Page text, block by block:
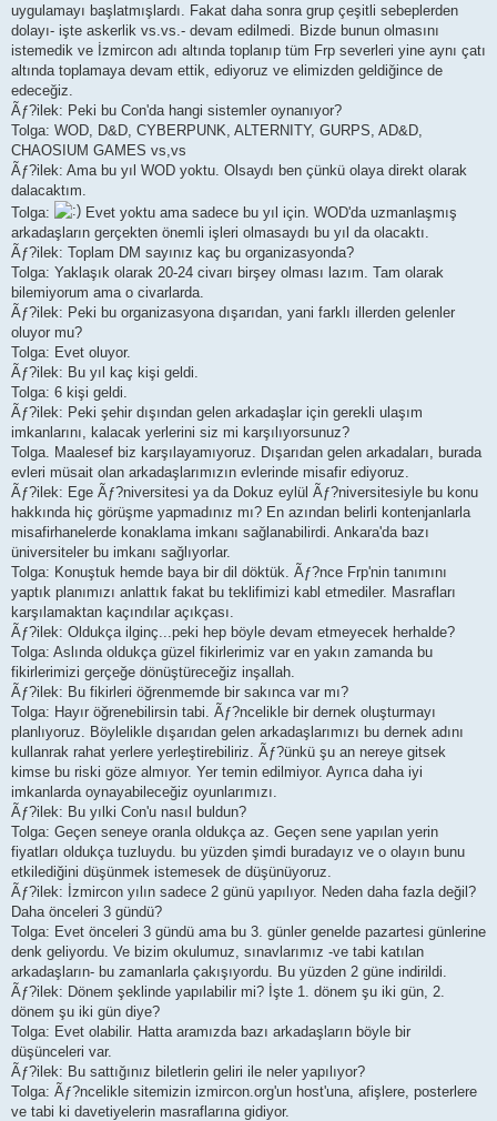
uygulamayı başlatmışlardı. Fakat daha sonra grup çeşitli sebeplerden
dolayı- işte askerlik vs.vs.- devam edilmedi. Bizde bunun olmasını
istemedik ve İzmircon adı altında toplanıp tüm Frp severleri yine aynı çatı
altında toplamaya devam ettik, ediyoruz ve elimizden geldiğince de
edeceğiz.
Ãƒ?ilek: Peki bu Con'da hangi sistemler oynanıyor?
Tolga: WOD, D&D, CYBERPUNK, ALTERNITY, GURPS, AD&D,
CHAOSIUM GAMES vs,vs
Ãƒ?ilek: Ama bu yıl WOD yoktu. Olsaydı ben çünkü olaya direkt olarak
dalacaktım.
Tolga:
Evet yoktu ama sadece bu yıl için. WOD'da uzmanlaşmış
arkadaşların gerçekten önemli işleri olmasaydı bu yıl da olacaktı.
Ãƒ?ilek: Toplam DM sayınız kaç bu organizasyonda?
Tolga: Yaklaşık olarak 20-24 civarı birşey olması lazım. Tam olarak
bilemiyorum ama o civarlarda.
Ãƒ?ilek: Peki bu organizasyona dışarıdan, yani farklı illerden gelenler
oluyor mu?
Tolga: Evet oluyor.
Ãƒ?ilek: Bu yıl kaç kişi geldi.
Tolga: 6 kişi geldi.
Ãƒ?ilek: Peki şehir dışından gelen arkadaşlar için gerekli ulaşım
imkanlarını, kalacak yerlerini siz mi karşılıyorsunuz?
Tolga. Maalesef biz karşılayamıyoruz. Dışarıdan gelen arkadaları, burada
evleri müsait olan arkadaşlarımızın evlerinde misafir ediyoruz.
Ãƒ?ilek: Ege Ãƒ?niversitesi ya da Dokuz eylül Ãƒ?niversitesiyle bu konu
hakkında hiç görüşme yapmadınız mı? En azından belirli kontenjanlarla
misafirhanelerde konaklama imkanı sağlanabilirdi. Ankara'da bazı
üniversiteler bu imkanı sağlıyorlar.
Tolga: Konuştuk hemde baya bir dil döktük. Ãƒ?nce Frp'nin tanımını
yaptık planımızı anlattık fakat bu teklifimizi kabl etmediler. Masrafları
karşılamaktan kaçındılar açıkçası.
Ãƒ?ilek: Oldukça ilginç...peki hep böyle devam etmeyecek herhalde?
Tolga: Aslında oldukça güzel fikirlerimiz var en yakın zamanda bu
fikirlerimizi gerçeğe dönüştüreceğiz inşallah.
Ãƒ?ilek: Bu fikirleri öğrenmemde bir sakınca var mı?
Tolga: Hayır öğrenebilirsin tabi. Ãƒ?ncelikle bir dernek oluşturmayı
planlıyoruz. Böylelikle dışarıdan gelen arkadaşlarımızı bu dernek adını
kullanrak rahat yerlere yerleştirebiliriz. Ãƒ?ünkü şu an nereye gitsek
kimse bu riski göze almıyor. Yer temin edilmiyor. Ayrıca daha iyi
imkanlarda oynayabileceğiz oyunlarımızı.
Ãƒ?ilek: Bu yılki Con'u nasıl buldun?
Tolga: Geçen seneye oranla oldukça az. Geçen sene yapılan yerin
fiyatları oldukça tuzluydu. bu yüzden şimdi buradayız ve o olayın bunu
etkilediğini düşünmek istemesek de düşünüyoruz.
Ãƒ?ilek: İzmircon yılın sadece 2 günü yapılıyor. Neden daha fazla değil?
Daha önceleri 3 gündü?
Tolga: Evet önceleri 3 gündü ama bu 3. günler genelde pazartesi günlerine
denk geliyordu. Ve bizim okulumuz, sınavlarımız -ve tabi katılan
arkadaşların- bu zamanlarla çakışıyordu. Bu yüzden 2 güne indirildi.
Ãƒ?ilek: Dönem şeklinde yapılabilir mi? İşte 1. dönem şu iki gün, 2.
dönem şu iki gün diye?
Tolga: Evet olabilir. Hatta aramızda bazı arkadaşların böyle bir
düşünceleri var.
Ãƒ?ilek: Bu sattığınız biletlerin geliri ile neler yapılıyor?
Tolga: Ãƒ?ncelikle sitemizin izmircon.org'un host'una, afişlere, posterlere
ve tabi ki davetiyelerin masraflarına gidiyor.